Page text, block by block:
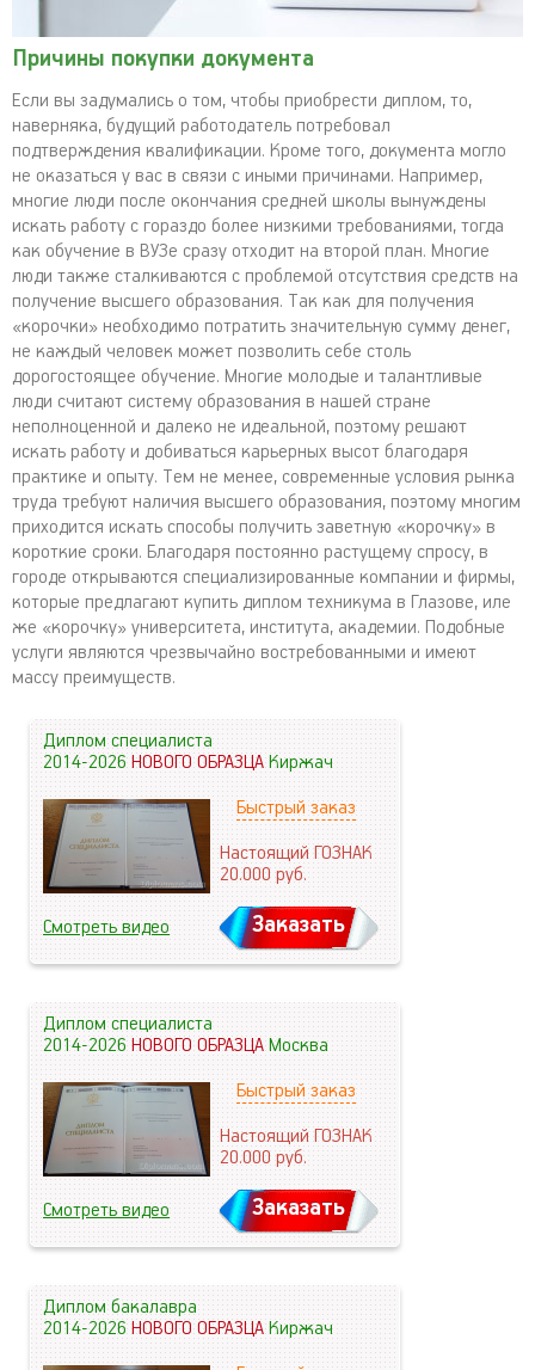
Причины покупки документа
Если вы задумались о том, чтобы приобрести диплом, то,
наверняка, будущий работодатель потребовал
подтверждения квалификации. Кроме того, документа могло
не оказаться у вас в связи с иными причинами. Например,
многие люди после окончания средней школы вынуждены
искать работу с гораздо более низкими требованиями, тогда
как обучение в ВУЗе сразу отходит на второй план. Многие
люди также сталкиваются с проблемой отсутствия средств на
получение высшего образования. Так как для получения
«корочки» необходимо потратить значительную сумму денег,
не каждый человек может позволить себе столь
дорогостоящее обучение. Многие молодые и талантливые
люди считают систему образования в нашей стране
неполноценной и далеко не идеальной, поэтому решают
искать работу и добиваться карьерных высот благодаря
практике и опыту. Тем не менее, современные условия рынка
труда требуют наличия высшего образования, поэтому многим
приходится искать способы получить заветную «корочку» в
короткие сроки. Благодаря постоянно растущему спросу, в
городе открываются специализированные компании и фирмы,
которые предлагают купить диплом техникума в Глазове, иле
же «корочку» университета, института, академии. Подобные
услуги являются чрезвычайно востребованными и имеют
массу преимуществ.
Диплом специалиста
2014-2026НОВОГО ОБРАЗЦАКиржач
Быстрый заказ
Настоящий ГОЗНАК
20.000руб.
Смотреть видео Заказать
Диплом специалиста
2014-2026НОВОГО ОБРАЗЦАМосква
Быстрый заказ
Настоящий ГОЗНАК
20.000руб.
Смотреть видео Заказать
Диплом бакалавра
2014-2026НОВОГО ОБРАЗЦАКиржач